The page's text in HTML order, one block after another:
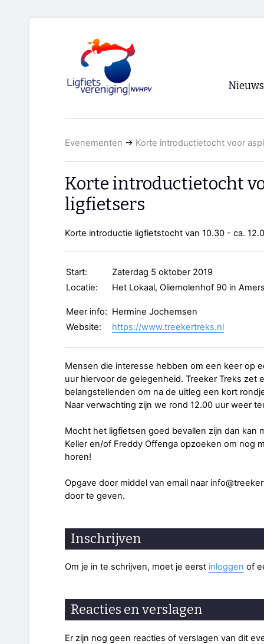
Nieuws
RSS
Evenementen → Korte introductietocht voor
Korte introductietocht
ligfietsers
Korte introductie ligfietstocht van 10.30 - ca.
Start:
Zaterdag 5 oktober 2019
Locatie:
Het Lokaal, Oliemolenhof 90 in
Meer info: Hermine Jochemsen
Website:
https://www.treekertreks.nl
Mensen die interesse hebben om een keer op
uur hiervoor de gelegenheid. Treeker Treks zet
belangstellenden om na de uitleg een kort
Naar verwachting zijn we rond 12.00 uur weer
Mocht het ligfietsen goed bevallen zijn dan kan
Keller en/of Freddy Offenga opzoeken om nog
horen!
Opgave door middel van email naar
door te geven.
Inschrijven
Om je in te schrijven, moet je eerst inloggen of
Reacties en verslagen
Er zijn nog geen reacties of verslagen van dit